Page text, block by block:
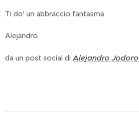
Ti do' un abbraccio fantasma
Alejandro
da un post social di Alejandro